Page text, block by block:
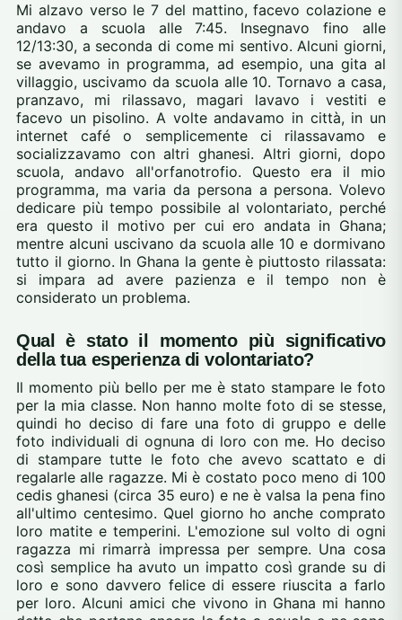
Mi alzavo verso le 7 del mattino, facevo colazione e
andavo a scuola alle 7:45. Insegnavo fino alle
12/13:30, a seconda di come mi sentivo. Alcuni giorni,
se avevamo in programma, ad esempio, una gita al
villaggio, uscivamo da scuola alle 10. Tornavo a casa,
pranzavo, mi rilassavo, magari lavavo i vestiti e
facevo un pisolino. A volte andavamo in città, in un
internet café o semplicemente ci rilassavamo e
socializzavamo con altri ghanesi. Altri giorni, dopo
scuola, andavo all'orfanotrofio. Questo era il mio
programma, ma varia da persona a persona. Volevo
dedicare più tempo possibile al volontariato, perché
era questo il motivo per cui ero andata in Ghana;
mentre alcuni uscivano da scuola alle 10 e dormivano
tutto il giorno. In Ghana la gente è piuttosto rilassata:
si impara ad avere pazienza e il tempo non è
considerato un problema.
Qual è stato il momento più significativo
della tua esperienza di volontariato?
Il momento più bello per me è stato stampare le foto
per la mia classe. Non hanno molte foto di se stesse,
quindi ho deciso di fare una foto di gruppo e delle
foto individuali di ognuna di loro con me. Ho deciso
di stampare tutte le foto che avevo scattato e di
regalarle alle ragazze. Mi è costato poco meno di 100
cedis ghanesi (circa 35 euro) e ne è valsa la pena fino
all'ultimo centesimo. Quel giorno ho anche comprato
loro matite e temperini. L'emozione sul volto di ogni
ragazza mi rimarrà impressa per sempre. Una cosa
così semplice ha avuto un impatto così grande su di
loro e sono davvero felice di essere riuscita a farlo
per loro. Alcuni amici che vivono in Ghana mi hanno